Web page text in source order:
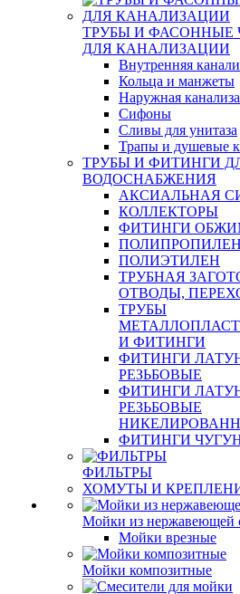
ТРУБЫ И ФАСОННЫЕ
ДЛЯ КАНАЛИЗАЦИИ
Внутренняя
Кольца и манжеты
Наружная
Сифоны
Сливы для унитаза
Трапы и душевые
ТРУБЫ И ФИТИНГИ
ВОДОСНАБЖЕНИЯ
АКСИАЛЬНАЯ
КОЛЛЕКТОРЫ
ФИТИНГИ
ПОЛИПРОПИЛЕН
ПОЛИЭТИЛЕН
ТРУБНАЯ
ОТВОДЫ,
ТРУБЫ
И ФИТИНГИ
ФИТИНГИ
РЕЗЬБОВЫЕ
ФИТИНГИ
РЕЗЬБОВЫЕ
ФИТИНГИ
ФИЛЬТРЫ
ХОМУТЫ И
Мойки из нержавеющей
Мойки врезные
Мойки композитные